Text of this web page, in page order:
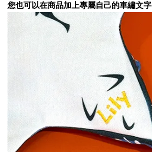
您也可以在商品加上專屬自己的車繡文字